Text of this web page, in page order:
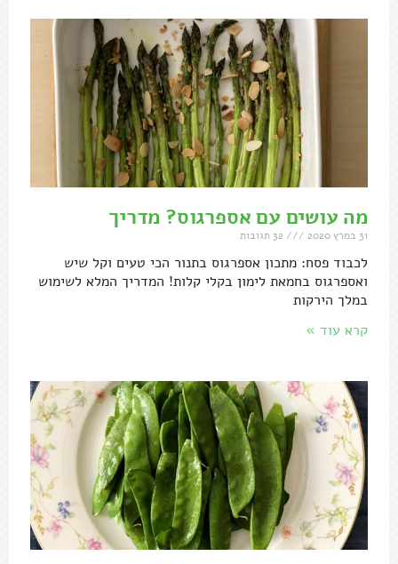
מה עושים עם אספרגוס? מדריך
31 במרץ 2020
לכבוד פסח: מתכון אספרגוס בתנור הכי טעים וקל שיש
ואספרגוס בחמאת לימון בקלי קלות! המדריך המלא לשימוש
במלך הירקות
קרא עוד »